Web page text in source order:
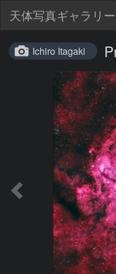
天体写真ギャラリー
Ichiro Itagaki